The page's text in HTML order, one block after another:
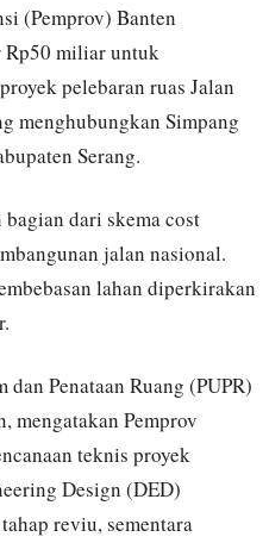
(Pemprov) Banten
Rp50 miliar untuk
pelebaran ruas Jalan
menghubungkan Simpang
Serang.
dari skema cost
jalan nasional.
lahan diperkirakan
Penataan Ruang (PUPR)
mengatakan Pemprov
teknis proyek
Design (DED)
reviu, sementara